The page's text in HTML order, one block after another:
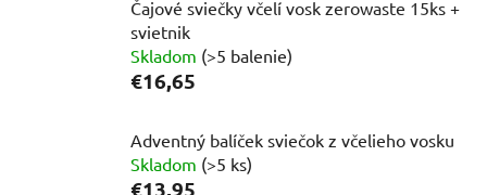
Čajové sviečky včelí vosk zerowaste 15ks +
svietnik
Skladom (>5 balenie)
€16,65
Adventný balíček sviečok z včelieho vosku
Skladom (>5 ks)
€13,95